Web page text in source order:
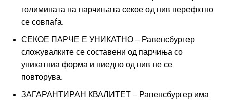
голимината на парчињата секое од нив перефктно
се совпаѓа.
СЕКОЕ ПАРЧЕ Е УНИКАТНО – Равенсбургер
сложувалките се составени од парчиња со
уникатниа форма и ниедно од нив не се
повторува.
ЗАГАРАНТИРАН КВАЛИТЕТ – Равенсбургер има